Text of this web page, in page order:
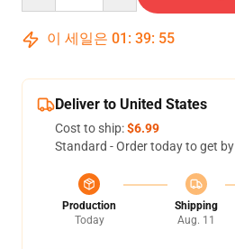
이 세일은 01 : 39: 54
Deliver to United States
Cost to ship:$6.99
Standard - Order today to get by
Production
Today
Shipping
Aug. 11